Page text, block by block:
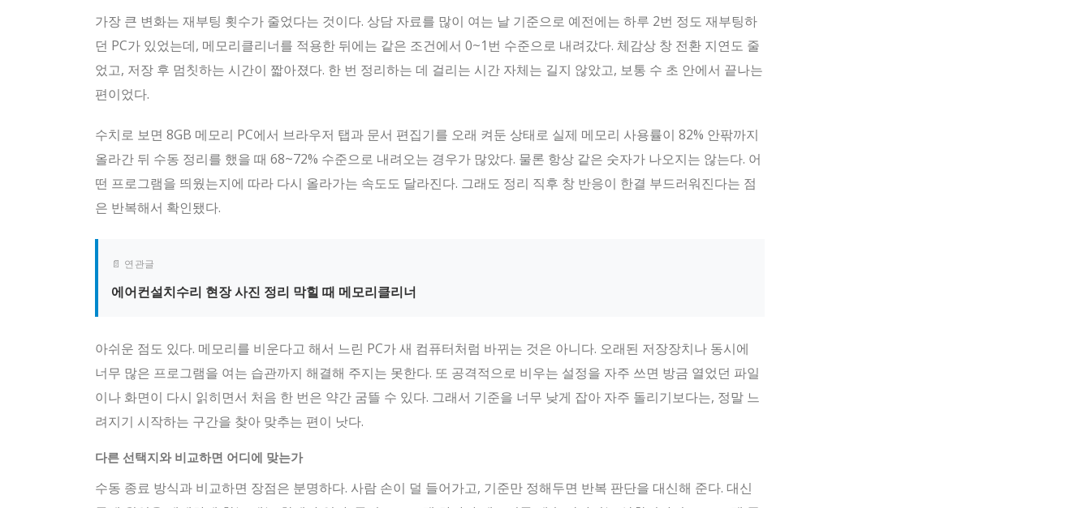
가장 큰 변화는 재부팅 횟수가 줄었다는 것이다. 상담 자료를 많이 여는 날 기준으로 예전에는 하루 2번 정도 재부팅하
던 PC가 있었는데, 메모리클리너를 적용한 뒤에는 같은 조건에서 0~1번 수준으로 내려갔다. 체감상 창 전환 지연도 줄
었고, 저장 후 멈칫하는 시간이 짧아졌다. 한 번 정리하는 데 걸리는 시간 자체는 길지 않았고, 보통 수 초 안에서 끝나는
편이었다.
수치로 보면 8GB 메모리 PC에서 브라우저 탭과 문서 편집기를 오래 켜둔 상태로 실제 메모리 사용률이 82% 안팎까지
올라간 뒤 수동 정리를 했을 때 68~72% 수준으로 내려오는 경우가 많았다. 물론 항상 같은 숫자가 나오지는 않는다. 어
떤 프로그램을 띄웠는지에 따라 다시 올라가는 속도도 달라진다. 그래도 정리 직후 창 반응이 한결 부드러워진다는 점
은 반복해서 확인됐다.
📄 연관글
에어컨설치수리 현장 사진 정리 막힐 때 메모리클리너
아쉬운 점도 있다. 메모리를 비운다고 해서 느린 PC가 새 컴퓨터처럼 바뀌는 것은 아니다. 오래된 저장장치나 동시에
너무 많은 프로그램을 여는 습관까지 해결해 주지는 못한다. 또 공격적으로 비우는 설정을 자주 쓰면 방금 열었던 파일
이나 화면이 다시 읽히면서 처음 한 번은 약간 굼뜰 수 있다. 그래서 기준을 너무 낮게 잡아 자주 돌리기보다는, 정말 느
려지기 시작하는 구간을 찾아 맞추는 편이 낫다.
다른 선택지와 비교하면 어디에 맞는가
수동 종료 방식과 비교하면 장점은 분명하다. 사람 손이 덜 들어가고, 기준만 정해두면 반복 판단을 대신해 준다. 대신